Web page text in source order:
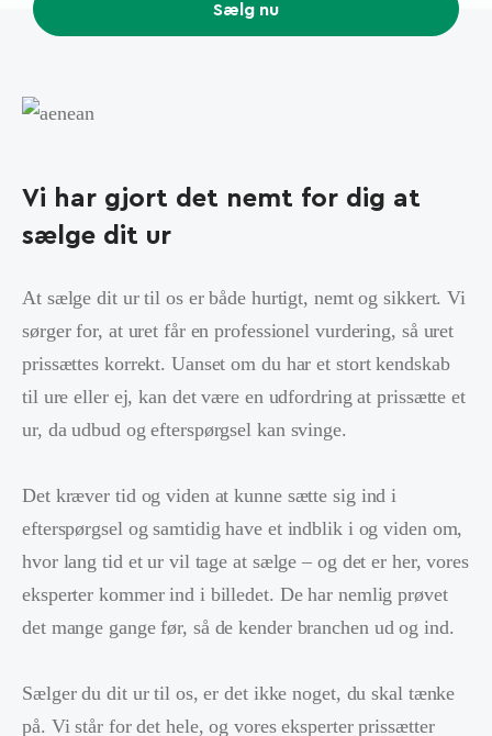
Sælg nu
Vi har gjort det nemt for dig at
sælge dit ur
At sælge dit ur til os er både hurtigt, nemt og sikkert. Vi
sørger for, at uret får en professionel vurdering, så uret
prissættes korrekt. Uanset om du har et stort kendskab
til ure eller ej, kan det være en udfordring at prissætte et
ur, da udbud og efterspørgsel kan svinge.
Det kræver tid og viden at kunne sætte sig ind i
efterspørgsel og samtidig have et indblik i og viden om,
hvor lang tid et ur vil tage at sælge – og det er her, vores
eksperter kommer ind i billedet. De har nemlig prøvet
det mange gange før, så de kender branchen ud og ind.
Sælger du dit ur til os, er det ikke noget, du skal tænke
på. Vi står for det hele, og vores eksperter prissætter